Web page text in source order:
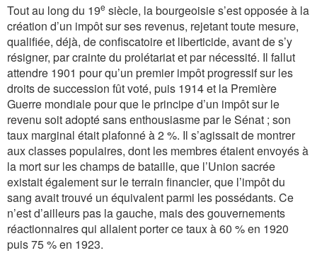
Tout au long du 19e siècle, la bourgeoisie s’est opposée à la
création d’un impôt sur ses revenus, rejetant toute mesure,
qualifiée, déjà, de confiscatoire et liberticide, avant de s’y
résigner, par crainte du prolétariat et par nécessité. Il fallut
attendre 1901 pour qu’un premier impôt progressif sur les
droits de succession fût voté, puis 1914 et la Première
Guerre mondiale pour que le principe d’un impôt sur le
revenu soit adopté sans enthousiasme par le Sénat ; son
taux marginal était plafonné à 2 %. Il s’agissait de montrer
aux classes populaires, dont les membres étaient envoyés à
la mort sur les champs de bataille, que l’Union sacrée
existait également sur le terrain financier, que l’impôt du
sang avait trouvé un équivalent parmi les possédants. Ce
n’est d’ailleurs pas la gauche, mais des gouvernements
réactionnaires qui allaient porter ce taux à 60 % en 1920
puis 75 % en 1923.